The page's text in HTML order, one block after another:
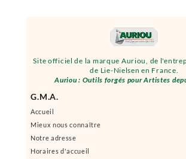
Site officiel de la marque Auriou, de
de Lie-Nielsen en France.
Auriou : Outils forgés pour Artistes
G.M.A.
Accueil
Mieux nous connaître
Notre adresse
Horaires d'accueil